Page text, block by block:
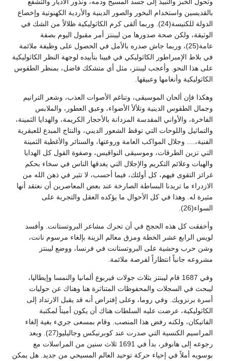
بالقديسين واستخدام البخور والصور الدينية والأردية الكهنوتية وإخضاع
الدولة للكنيسة(24). وربما ألقى كرم الكاثوليكية ظلالاً من الشك في
الوثيقة، ولكن صحة صدورها من ليبنتز أمر مقبول اليوم بصفة
عامة(25)، وربما جاش صدره بالأمل في الحصول على وظيفة ملائمة
في بلاط الإمبراطور الكاثوليكي في فيينا بتأييده لوجهة النظر الكاثوليكية
على هذا النحو. وأعجب ليبنتز، مثل أي متشكك فاضل، بمنظر الطقوس
الكاثوليكية وأنغامها وعبيقها.
وهكذا فإن ألحان الموسيقى، وتناغم الأصوات العذب، وشعر الترانيم
وجمال الطقوس الدينية وتلألأ الأضواء، وعبق العطور، والملابس
الفاخرة، والأواني المقدسة المزدانة بالأحجار الكريمة، والهدايا الثمينة،
والتماثيل واللوحات التي توقظ الشعور الديني، والنتاج المبدع للعبقرية
الفنية،.... وجلال المواكب العامة وروعتها، والستائر والأغطية الثمينة
التي تزين الطرقات، وموسيقى النواقيس، وصفوة القول كل الهدايا
والهبات وعلائم التكريم والإجلال التي يغدقها الناس في سخاء بحكم
غرائز التقوى فيهم، كل أولئك، فيما أحسب، لا تثير في ذهن الله من
الازدراء ما تريدنا البساطة الصارخة عند بعض المعاصرين أن نعتقد أنها
مثيرة له. وهذا في كل الأحوال ما يؤكده العقل والتجربة على
السواء(26).
وأخفقت كل هذه الحجج في أن تحرك مشاعر البروتستانت. وأفسد
لويس الرابع عشر الخطة ومزق معالم الزينة بإلغاء مرسوم نانت،
وشن حرب وحشية على البروتستانت في فرنسا، ووضع ليبنتز
مشروعه جانباً انتظاراً لفرصة ملائمة.
وفي 1687 قام ليبنتز بثلاث جولات فيربوع ألمانيا والنمسا وإيطاليا،
ليبحث في السجلات والمحفوظات المتناثرة هنا وهناك عن حوليات
أسرة برنزويك. وفي روما، وعلى إفتراض أنه قد يقبل الارتداد إلى
الكاثوليكية، عرضت عليه السلطات هناك أن يكون أميناً لمكتبة
الفاتيكان، ولكنه رفض هذا المنصب. وقام بمسعى جريء بغية إلغاء
المراسيم الكنسية التي صدرت عند كوبرنيكس وجاليليو(27). وبعد
رجوعه إلى هانوفر، بدأ في 1691 ثلاث سنين من المراسلات مع
بوسويه أملاً في إحياء حركة توحيد العالم المسيحي من جديد. هل يمكن